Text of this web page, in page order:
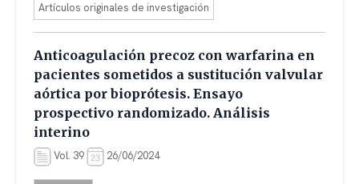
Artículos originales de investigación
Anticoagulación precoz con warfarina en
pacientes sometidos a sustitución valvular
aórtica por bioprótesis. Ensayo
prospectivo randomizado. Análisis
interino
Vol. 39 26/06/2024